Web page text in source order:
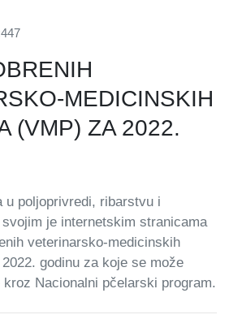
MEDICINSKIH
(VMP) ZA 2022.
u poljoprivredi, ribarstvu i
je internetskim stranicama
veterinarsko-medicinskih
godinu za koje se može
Nacionalni pčelarski program.